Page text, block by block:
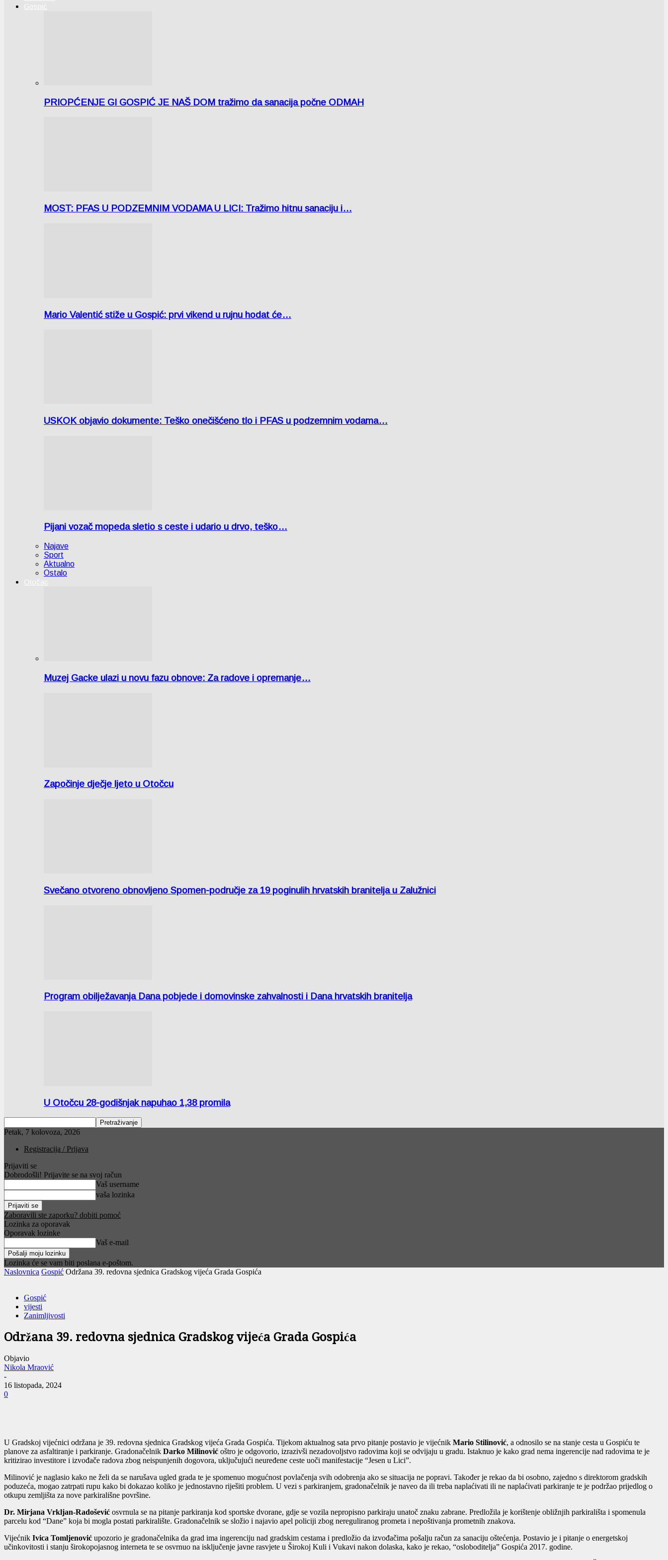
Gospić
PRIOPĆENJE GI GOSPIĆ JE NAŠ DOM tražimo da sanacija počne ODMAH
MOST: PFAS U PODZEMNIM VODAMA U LICI: Tražimo hitnu sanaciju i…
Mario Valentić stiže u Gospić: prvi vikend u rujnu hodat će…
USKOK objavio dokumente: Teško onečišćeno tlo i PFAS u podzemnim vodama…
Pijani vozač mopeda sletio s ceste i udario u drvo, teško…
Najave
Sport
Aktualno
Ostalo
Otočac
Muzej Gacke ulazi u novu fazu obnove: Za radove i opremanje…
Započinje dječje ljeto u Otočcu
Svečano otvoreno obnovljeno Spomen-područje za 19 poginulih hrvatskih branitelja u Zalužnici
Program obilježavanja Dana pobjede i domovinske zahvalnosti i Dana hrvatskih branitelja
U Otočcu 28-godišnjak napuhao 1,38 promila
Petak, 7 kolovoza, 2026
Registracija / Prijava
Prijaviti se
Dobrodošli! Prijavite se na svoj račun
Vaš username
vaša lozinka
Zaboravili ste zaporku? dobiti pomoć
Lozinka za oporavak
Oporavak lozinke
Vaš e-mail
Lozinka će se vam biti poslana e-poštom.
Naslovnica Gospić Održana 39. redovna sjednica Gradskog vijeća Grada Gospića
Gospić
vijesti
Zanimljivosti
Održana 39. redovna sjednica Gradskog vijeća Grada Gospića
Objavio
Nikola Mraović
-
16 listopada, 2024
0
U Gradskoj vijećnici održana je 39. redovna sjednica Gradskog vijeća Grada Gospića. Tijekom aktualnog sata prvo pitanje postavio je vijećnik Mario Stilinović, a odnosilo se na stanje cesta u Gospiću te
planove za asfaltiranje i parkiranje. Gradonačelnik Darko Milinović oštro je odgovorio, izrazivši nezadovoljstvo radovima koji se odvijaju u gradu. Istaknuo je kako grad nema ingerencije nad radovima te je
kritizirao investitore i izvođače radova zbog neispunjenih dogovora, uključujući neuređene ceste uoči manifestacije “Jesen u Lici”.
Milinović je naglasio kako ne želi da se narušava ugled grada te je spomenuo mogućnost povlačenja svih odobrenja ako se situacija ne popravi. Također je rekao da bi osobno, zajedno s direktorom gradskih
poduzeća, mogao zatrpati rupu kako bi dokazao koliko je jednostavno riješiti problem. U vezi s parkiranjem, gradonačelnik je naveo da ili treba naplaćivati ili ne naplaćivati parkiranje te je podržao prijedlog o
otkupu zemljišta za nove parkirališne površine.
Dr. Mirjana Vrkljan-Radošević osvrnula se na pitanje parkiranja kod sportske dvorane, gdje se vozila nepropisno parkiraju unatoč znaku zabrane. Predložila je korištenje obližnjih parkirališta i spomenula
parcelu kod “Dane” koja bi mogla postati parkiralište. Gradonačelnik se složio i najavio apel policiji zbog nereguliranog prometa i nepoštivanja prometnih znakova.
Vijećnik Ivica Tomljenović upozorio je gradonačelnika da grad ima ingerenciju nad gradskim cestama i predložio da izvođačima pošalju račun za sanaciju oštećenja. Postavio je i pitanje o energetskoj
učinkovitosti i stanju širokopojasnog interneta te se osvrnuo na isključenje javne rasvjete u Širokoj Kuli i Vukavi nakon dolaska, kako je rekao, “osloboditelja” Gospića 2017. godine.